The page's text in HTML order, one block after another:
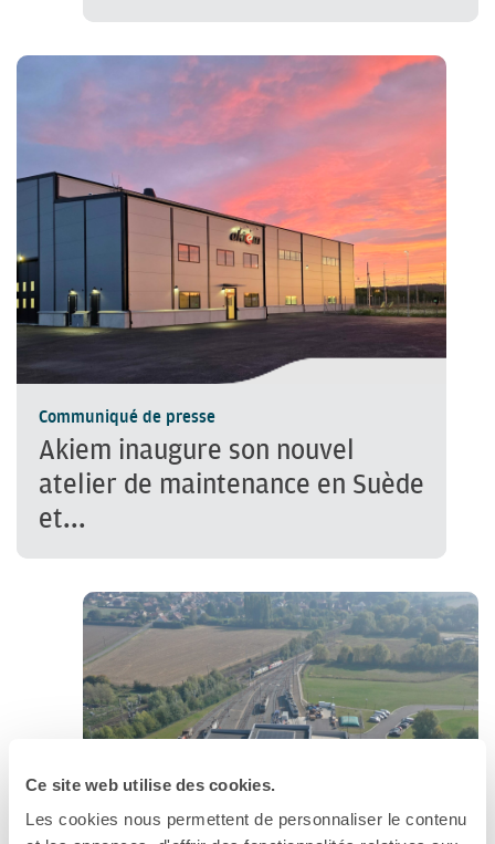
Ce site web utilise des cookies.
Les cookies nous permettent de personnaliser le contenu
Communiqué de presse
Akiem inaugure son nouvel
atelier de maintenance en Suède
et...